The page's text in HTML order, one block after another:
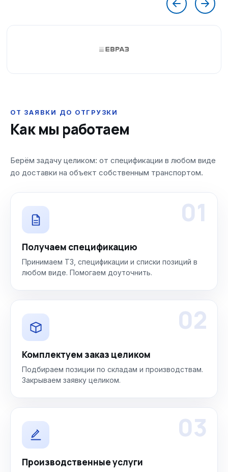
ОТ ЗАЯВКИ ДО ОТГРУЗКИ
Как мы работаем
Берём задачу целиком: от спецификации в любом виде
до доставки на объект собственным транспортом.
01
Получаем спецификацию
Принимаем ТЗ, спецификации и списки позиций в
любом виде. Помогаем доуточнить.
02
Комплектуем заказ целиком
Подбираем позиции по складам и производствам.
Закрываем заявку целиком.
03
Производственные услуги